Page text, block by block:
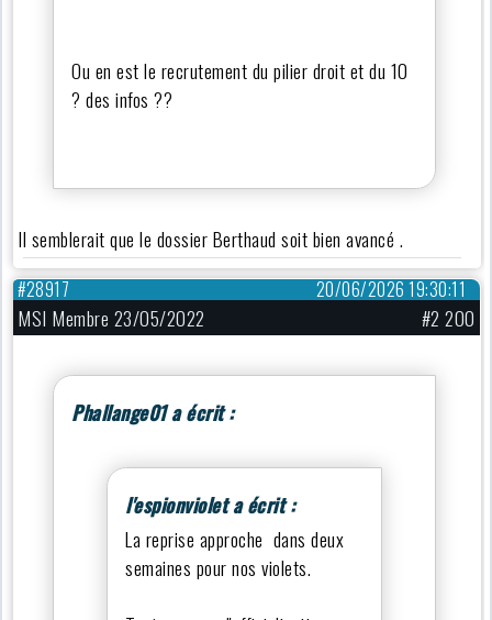
Ou en est le recrutement du pilier droit et du 10
? des infos ??
Il semblerait que le dossier Berthaud soit bien avancé .
20/06/2026 19:30:11
#28917
MSI Membre 23/05/2022 #2 200
Phallange01 a écrit :
l'espionviolet a écrit :
La reprise approche dans deux
semaines pour nos violets.